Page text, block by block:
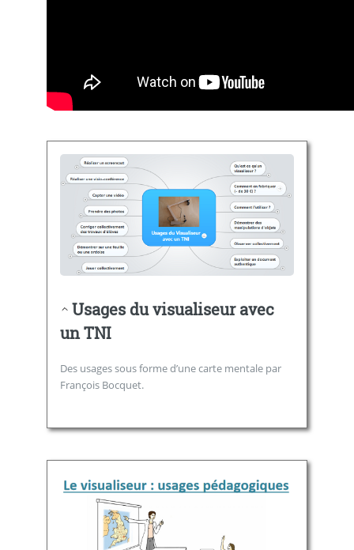
Usages du visualiseur avec
un TNI
Des usages sous forme d’une carte mentale par
François Bocquet.